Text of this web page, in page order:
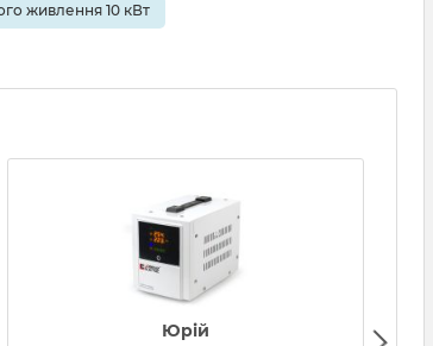
живлення 10 кВт
Юрій